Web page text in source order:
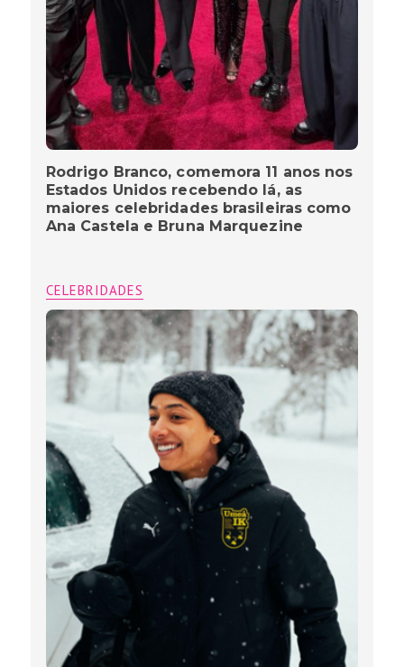
Rodrigo Branco, comemora 11 anos nos
Estados Unidos recebendo lá, as
maiores celebridades brasileiras como
Ana Castela e Bruna Marquezine
CELEBRIDADES